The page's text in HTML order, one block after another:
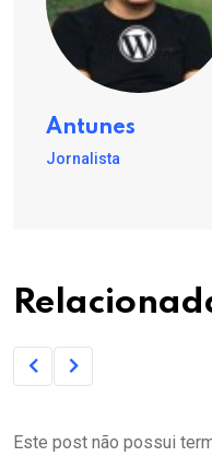
Antunes
Jornalista
Este post não possui